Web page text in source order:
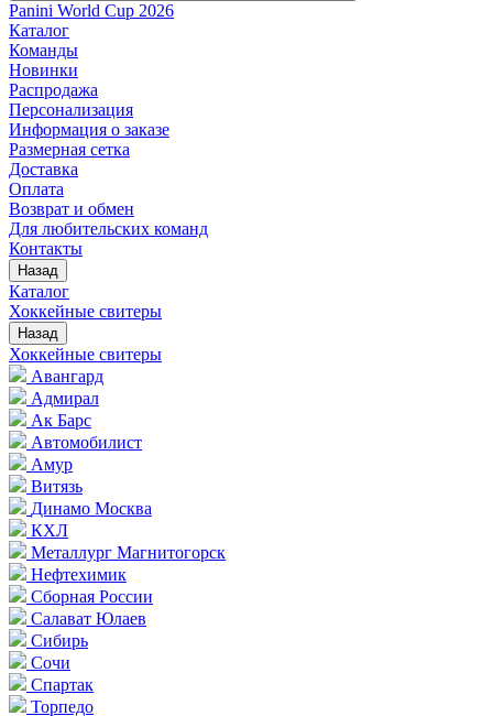
Panini World Cup 2026
Каталог
Команды
Новинки
Распродажа
Персонализация
Информация о заказе
Размерная сетка
Доставка
Оплата
Возврат и обмен
Для любительских команд
Контакты
Назад
Каталог
Хоккейные свитеры
Назад
Хоккейные свитеры
Авангард
Адмирал
Ак Барс
Автомобилист
Амур
Витязь
Динамо Москва
КХЛ
Металлург Магнитогорск
Нефтехимик
Сборная России
Салават Юлаев
Сибирь
Сочи
Спартак
Торпедо